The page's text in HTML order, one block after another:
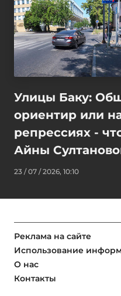
Улицы Баку:
ориентир или
репрессиях -
Айны
23 / 07 / 2026, 10:10
Реклама на сайте
Использование
О нас
Контакты